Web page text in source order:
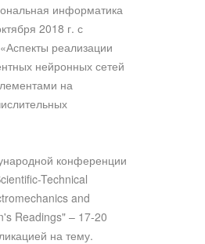
информатика
2018 г. с
реализации
нейронных сетей
на
конференции
Technical
and
Readings" – 17-20
на тему.